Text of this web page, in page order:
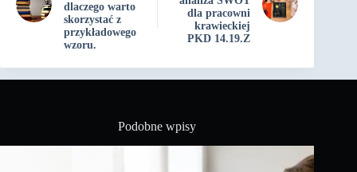
dlaczego warto
skorzystać z
przykładowego
wzoru.
dla pracowni
krawieckiej
PKD 14.19.Z
Podobne wpisy